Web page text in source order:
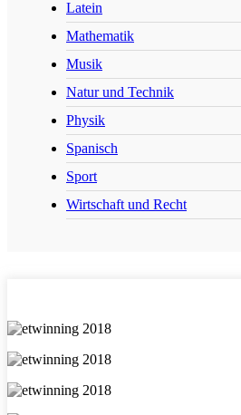
Latein
Mathematik
Musik
Natur und Technik
Physik
Spanisch
Sport
Wirtschaft und Recht